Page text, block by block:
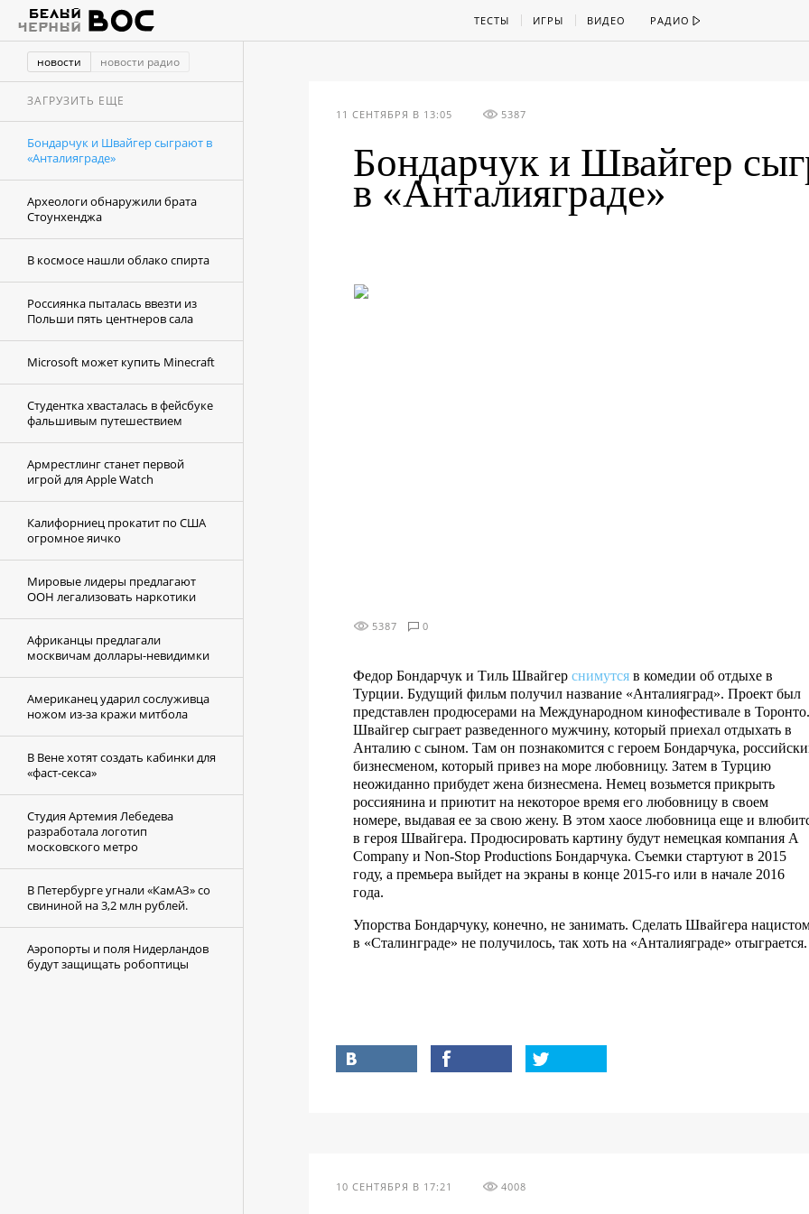
ТЕСТЫ ИГРЫ ВИДЕО РАДИО
новости новости радио
ЗАГРУЗИТЬ ЕЩЕ
Бондарчук и Швайгер сыграют в
«Анталияграде»
Археологи обнаружили брата
Стоунхенджа
В космосе нашли облако спирта
Россиянка пыталась ввезти из
Польши пять центнеров сала
Microsoft может купить Minecraft
Студентка хвасталась в фейсбуке
фальшивым путешествием
Армрестлинг станет первой
игрой для Apple Watch
Калифорниец прокатит по США
огромное яичко
Мировые лидеры предлагают
ООН легализовать наркотики
Африканцы предлагали
москвичам доллары-невидимки
Американец ударил сослуживца
ножом из-за кражи митбола
В Вене хотят создать кабинки для
«фаст-секса»
Студия Артемия Лебедева
разработала логотип
московского метро
В Петербурге угнали «КамАЗ» со
свининой на 3,2 млн рублей.
Аэропорты и поля Нидерландов
будут защищать робоптицы
11 СЕНТЯБРЯ В 13:05 5387
Бондарчук и Швайгер
в «Анталияграде»
5387 0
Федор Бондарчук и Тиль Швайгер снимутся в комедии об отдыхе в
Турции. Будущий фильм получил название «Анталияград». Проект был
представлен продюсерами на Международном кинофестивале в Торонто.
Швайгер сыграет разведенного мужчину, который приехал отдыхать в
Анталию с сыном. Там он познакомится с героем Бондарчука,
бизнесменом, который привез на море любовницу. Затем в Турцию
неожиданно прибудет жена бизнесмена. Немец возьмется прикрыть
россиянина и приютит на некоторое время его любовницу в своем
номере, выдавая ее за свою жену. В этом хаосе любовница еще и
в героя Швайгера. Продюсировать картину будут немецкая компания A
Company и Non-Stop Productions Бондарчука. Съемки стартуют в 2015
году, а премьера выйдет на экраны в конце 2015-го или в начале 2016
года.
Упорства Бондарчуку, конечно, не занимать. Сделать Швайгера
в «Сталинграде» не получилось, так хоть на «Анталияграде» отыграется.
10 СЕНТЯБРЯ В 17:21 4008